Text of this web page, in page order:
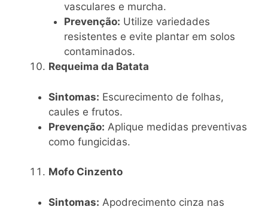
vasculares e murcha.
Prevenção: Utilize variedades
resistentes e evite plantar em solos
contaminados.
Requeima da Batata
Sintomas: Escurecimento de folhas,
caules e frutos.
Prevenção: Aplique medidas preventivas
como fungicidas.
Mofo Cinzento
Sintomas: Apodrecimento cinza nas